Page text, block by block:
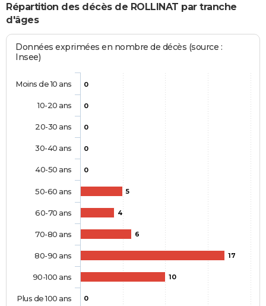
Répartition des décès de ROLLINAT par tranche
d'âges
Données exprimées en nombre de décès (source :
Insee)
0
0
0
0
0
5
4
6
17
10
0
Moins de 10 ans
10-20 ans
20-30 ans
30-40 ans
40-50 ans
50-60 ans
60-70 ans
70-80 ans
80-90 ans
90-100 ans
Plus de 100 ans